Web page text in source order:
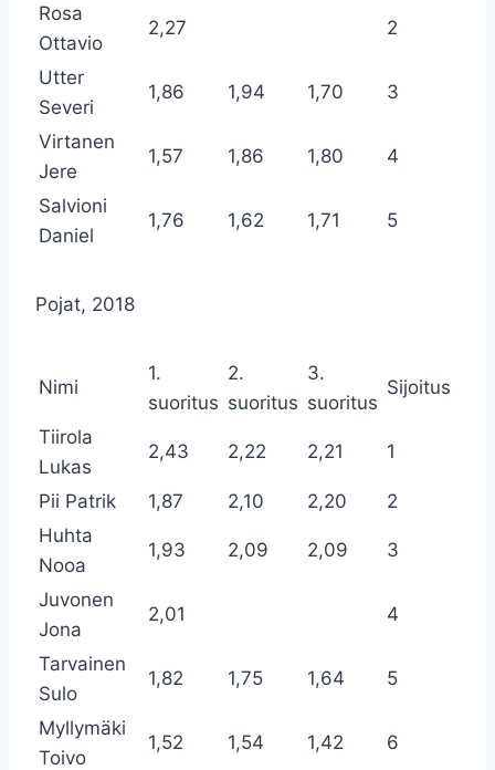
Rosa
Ottavio
2,27 2
Utter
Severi
1,86 1,94 1,70 3
Virtanen
Jere
1,57 1,86 1,80 4
Salvioni
Daniel
1,76 1,62 1,71 5
Pojat, 2018
Nimi
1.
suoritus
2.
suoritus
3.
suoritus
Sijoitus
Tiirola
Lukas
2,43 2,22 2,21 1
Pii Patrik 1,87 2,10 2,20
2
Huhta
Nooa
1,93 2,09 2,09 3
Juvonen
Jona
2,01 4
Tarvainen
Sulo
1,82 1,75 1,64 5
Myllymäki
Toivo
1,52 1,54 1,42 6